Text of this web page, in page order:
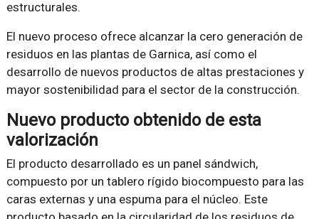
estructurales.
El nuevo proceso ofrece alcanzar la cero generación de
residuos en las plantas de Garnica, así como el
desarrollo de nuevos productos de altas prestaciones y
mayor sostenibilidad para el sector de la construcción.
Nuevo producto obtenido de esta
valorización
El producto desarrollado es un panel sándwich,
compuesto por un tablero rígido biocompuesto para las
caras externas y una espuma para el núcleo. Este